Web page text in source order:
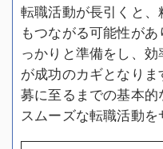
転職活動が長引くと
もつながる可能性が
っかりと準備をし、
が成功のカギとなり
募に至るまでの基本的
スムーズな転職活動を